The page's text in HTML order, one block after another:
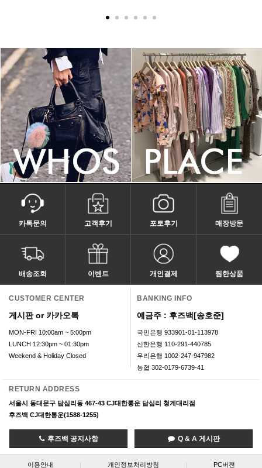
카톡문의 고객후기 포토후기 매장방문
배송조회 이벤트 개인결제 찜한상품
CUSTOMER CENTER
게시판 or 카카오톡
MON-FRI 10:00am ~ 5:00pm
LUNCH 12:30pm ~ 01:30pm
Weekend & Holiday Closed
BANKING INFO
예금주 : 후즈백[송호준]
국민은행 933901-01-113978
신한은행 110-291-440785
우리은행 1002-247-947982
농협 302-0179-6739-41
RETURN ADDRESS
서울시 동대문구 답십리동 467-43 CJ대한통운 답십리 청계대리점
후즈백 CJ대한통운(1588-1255)
후즈백 공지사항 Q & A 게시판
이용안내 | 개인정보처리방침 | PC버젼